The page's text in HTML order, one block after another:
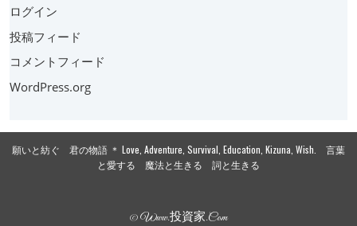
ログイン
投稿フィード
コメントフィード
WordPress.org
願いと紡ぐ 君の物語 ＊ Love, Adventure, Survival, Education, Kizuna, Wish. 言葉
と愛する 魔法と生きる 詞と生きる
© Www.投資家.com